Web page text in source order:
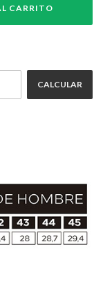
CALCULAR